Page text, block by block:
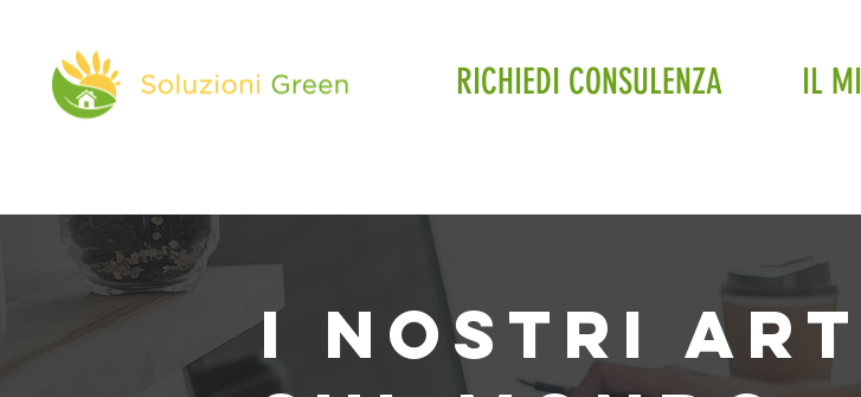
RICHIEDI CONSULENZA IL
i nostri